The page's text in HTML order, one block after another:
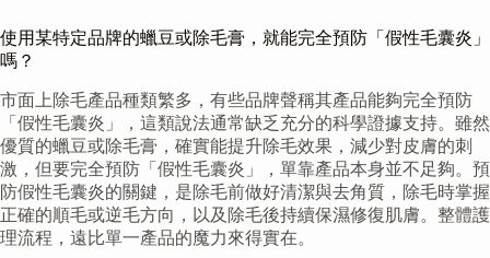
使用某特定品牌的蠟豆或除毛膏，就能完全預防「假性毛囊炎」
嗎？
市面上除毛產品種類繁多，有些品牌聲稱其產品能夠完全預防
「假性毛囊炎」，這類說法通常缺乏充分的科學證據支持。雖然
優質的蠟豆或除毛膏，確實能提升除毛效果，減少對皮膚的刺
激，但要完全預防「假性毛囊炎」，單靠產品本身並不足夠。預
防假性毛囊炎的關鍵，是除毛前做好清潔與去角質，除毛時掌握
正確的順毛或逆毛方向，以及除毛後持續保濕修復肌膚。整體護
理流程，遠比單一產品的魔力來得實在。